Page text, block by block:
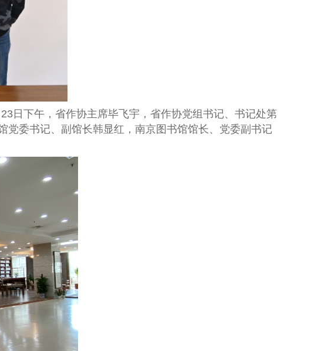
23日下午，省作协主席毕飞宇，省作协党组书记、书记处第
委书记、副馆长韩显红，南京图书馆馆长、党委副书记